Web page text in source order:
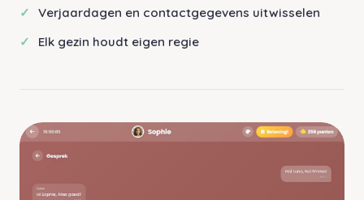
Verjaardagen en contactgegevens uitwisselen
Elk gezin houdt eigen regie